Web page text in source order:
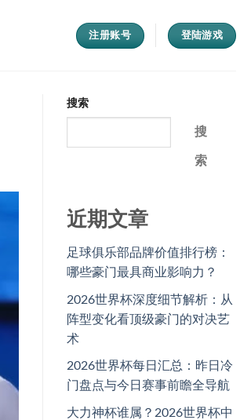
注册账号 登陆游戏
搜索
搜
索
近期文章
足球俱乐部品牌价值排行榜：
哪些豪门最具商业影响力？
2026世界杯深度细节解析：从
阵型变化看顶级豪门的对决艺
术
2026世界杯每日汇总：昨日冷
门盘点与今日赛事前瞻全导航
大力神杯谁属？2026世界杯中